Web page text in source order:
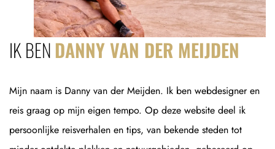
IK BENDANNY VAN DER MEIJDEN
Mijn naam is Danny van der Meijden. Ik ben webdesigner en
reis graag op mijn eigen tempo. Op deze website deel ik
persoonlijke reisverhalen en tips, van bekende steden tot